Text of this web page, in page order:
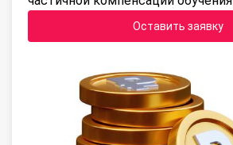
Оставить заявку